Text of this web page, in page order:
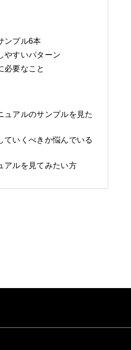
ンプル6本
やすいパターン
必要なこと
ュアルのサンプルを見た
ていくべきか悩んでいる
アルを見てみたい方